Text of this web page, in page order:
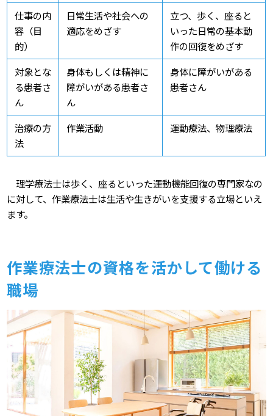
仕事の内
容（目
的）
日常生活や社会への
適応をめざす
立つ、歩く、座ると
いった日常の基本動
作の回復をめざす
対象とな
る患者さ
ん
身体もしくは精神に
障がいがある患者さ
ん
身体に障がいがある
患者さん
治療の方
法
作業活動 運動療法、物理療法
理学療法士は歩く、座るといった運動機能回復の専門家なの
に対して、作業療法士は生活や生きがいを支援する立場といえ
ます。
作業療法士の資格を活かして働ける
職場